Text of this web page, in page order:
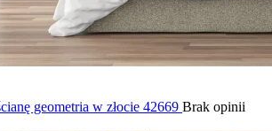
geometria w złocie 42669 Brak opinii